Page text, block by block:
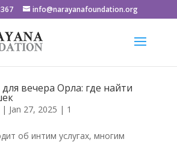
info@narayanafoundation.org
вечера Орла: где найти
| Jan 27, 2025 | 1
об интим услугах, многим